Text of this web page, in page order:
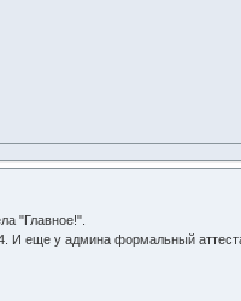
"Главное!".
И еще у админа формальный